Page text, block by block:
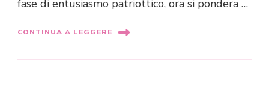
fase di entusiasmo patriottico, ora si pondera …
CONTINUA A LEGGERE